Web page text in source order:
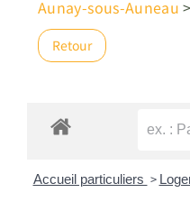
Aunay-sous-Auneau
Retour
Accueil particuliers >